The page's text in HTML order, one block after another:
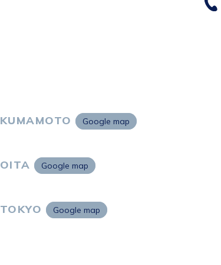
KUMAMOTO Google map
OITA Google map
TOKYO Google map